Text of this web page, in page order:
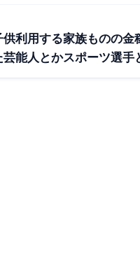
供利用する家族ものの
芸能人とかスポーツ選